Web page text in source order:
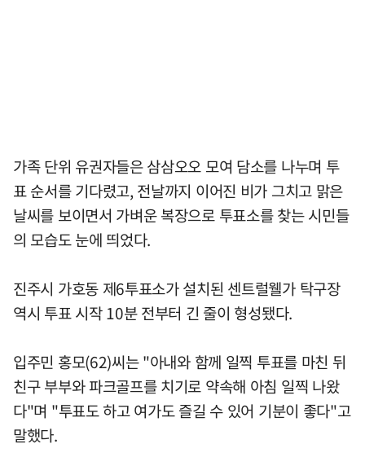
가족 단위 유권자들은 삼삼오오 모여 담소를 나누며 투
표 순서를 기다렸고, 전날까지 이어진 비가 그치고 맑은
날씨를 보이면서 가벼운 복장으로 투표소를 찾는 시민들
의 모습도 눈에 띄었다.
진주시 가호동 제6투표소가 설치된 센트럴웰가 탁구장
역시 투표 시작 10분 전부터 긴 줄이 형성됐다.
입주민 홍모(62)씨는 "아내와 함께 일찍 투표를 마친 뒤
친구 부부와 파크골프를 치기로 약속해 아침 일찍 나왔
다"며 "투표도 하고 여가도 즐길 수 있어 기분이 좋다"고
말했다.